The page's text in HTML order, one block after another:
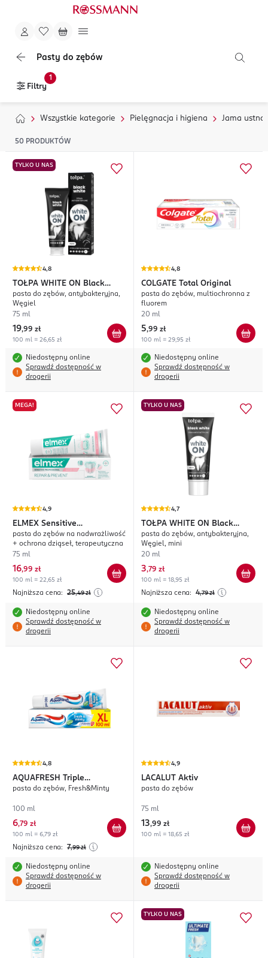
Pasty do zębów
Filtry
1
Wszystkie kategorie Pielęgnacja i higiena Jama ustna
50 PRODUKTÓW
TYLKO U NAS
4,8
TOŁPA WHITE ON
Black
White
pasta do zębów, antybakteryjna,
Węgiel
75 ml
19,99 zł
100 ml = 26,65 zł
Niedostępny online
Sprawdź dostępność w
drogerii
4,8
COLGATE Total Original
pasta do zębów, multiochronna z
fluorem
20 ml
5,99 zł
100 ml = 29,95 zł
Niedostępny online
Sprawdź dostępność w
drogerii
MEGA!
4,9
ELMEX Sensitive
Professional Repair &
Prevent
pasta do zębów na nadwrażliwość
+ ochrona dziąseł, terapeutyczna
75 ml
16,99 zł
100 ml = 22,65 zł
Najniższa cena: 25,49 zł
Niedostępny online
Sprawdź dostępność w
drogerii
TYLKO U NAS
4,7
TOŁPA WHITE ON
Black
White
pasta do zębów, antybakteryjna,
Węgiel, mini
20 ml
3,79 zł
100 ml = 18,95 zł
Najniższa cena: 4,79 zł
Niedostępny online
Sprawdź dostępność w
drogerii
4,8
AQUAFRESH Triple
Protection
pasta do zębów, Fresh&Minty
100 ml
6,79 zł
100 ml = 6,79 zł
Najniższa cena: 7,99 zł
Niedostępny online
Sprawdź dostępność w
drogerii
4,9
LACALUT Aktiv
pasta do zębów
75 ml
13,99 zł
100 ml = 18,65 zł
Niedostępny online
Sprawdź dostępność w
drogerii
TYLKO U NAS